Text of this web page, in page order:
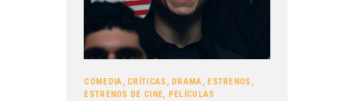
COMEDIA, CRÍTICAS , DRAMA, ESTRENOS ,
ESTRENOS DE CINE, PELÍCULAS